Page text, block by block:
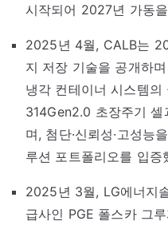
시작되어 2027년 가동
2025년 4월, CALB는
지 저장 기술을 공개하
냉각 컨테이너 시스템
314Gen2.0 초장주기
며, 첨단·신뢰성·고성능
루션 포트폴리오를 입증
2025년 3월, LG에너지
급사인 PGE 폴스카 그